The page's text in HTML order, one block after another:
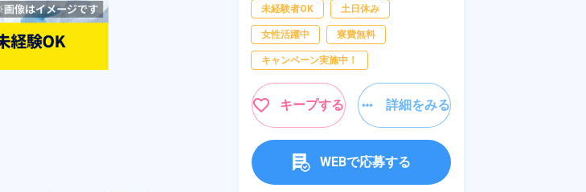
社会保険完備 経験者優遇
資格・経験不問
未経験者OK 土日休み
女性活躍中 寮費無料
キャンペーン実施中！
キープする 詳細をみる
WEBで応募する